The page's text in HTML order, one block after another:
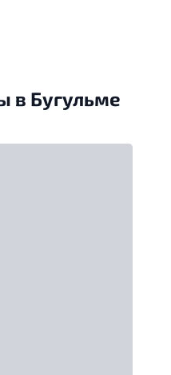
в Бугульме